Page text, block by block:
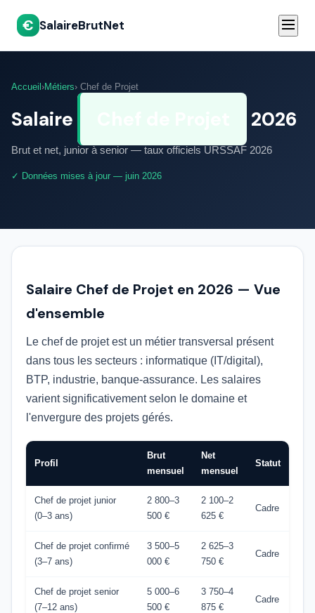
€ SalaireBrutNet
Accueil ›Métiers› Chef de Projet
Salaire 2026
Brut et net, junior à senior — taux officiels URSSAF 2026
✓ Données mises à jour — juin 2026
Salaire Chef de Projet en 2026 — Vue
d'ensemble
Le chef de projet est un métier transversal présent
dans tous les secteurs : informatique (IT/digital),
BTP, industrie, banque-assurance. Les salaires
varient significativement selon le domaine et
l'envergure des projets gérés.
Profil
Brut
mensuel
Net
mensuel
Statut
Chef de projet junior
(0–3 ans)
2 800–3
500 €
2 100–2
625 €
Cadre
Chef de projet confirmé
(3–7 ans)
3 500–5
000 €
2 625–3
750 €
Cadre
Chef de projet senior
(7–12 ans)
5 000–6
500 €
3 750–4
875 €
Cadre